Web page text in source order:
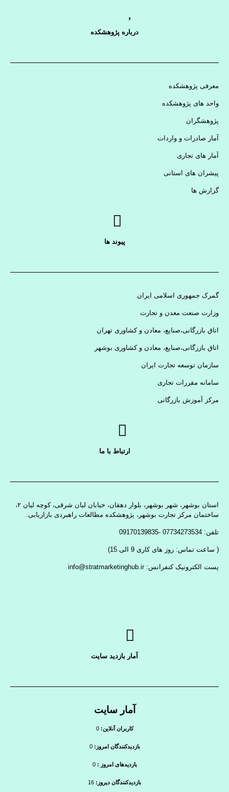
درباره پژوهشکده
معرفی پژوهشکده
واحد های پژوهشکده
پژوهشگران
آمار صادرات و واردات
آمار های تجاری
پیشران های استانی
گزارش ها
پیوند ها
گمرک جمهوری اسلامی ایران
وزارت صنعت معدن و تجارت
اتاق بازرگانی،صنایع، معادن و کشاوری تهران
اتاق بازرگانی،صنایع، معادن و کشاوری بوشهر
سازمان توسعه تجارت ایران
سامانه مقررات تجاری
مرکز آموزش بازرگانی
ارتباط با ما
استان بوشهر، شهر بوشهر، بلوار دهقان، خیابان لیان شرقی، کوچه لیان ۲،
ساختمان مرکز تجارت بوشهر، پژوهشکده مطالعات راهبردی بازاریابی.
تلفن: 07734273534 -09170139835
( ساعت تماس: روز های کاری 9 الی 15)
پست الکترونیک کنفرانس: info@stratmarketinghub.ir
آمار بازدید سایت
آمار سایت
کاربران آنلاین:0
بازدیدکنندگان امروز: 0
بازدیدهای امروز : 0
بازدیدکنندگان دیروز: